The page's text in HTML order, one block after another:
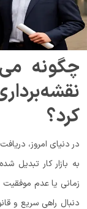
چگونه
کرد؟
در دنیای امروز،
به بازار کار تبدیل
زمانی یا عدم موفقیت
دنبال راهی سریع و